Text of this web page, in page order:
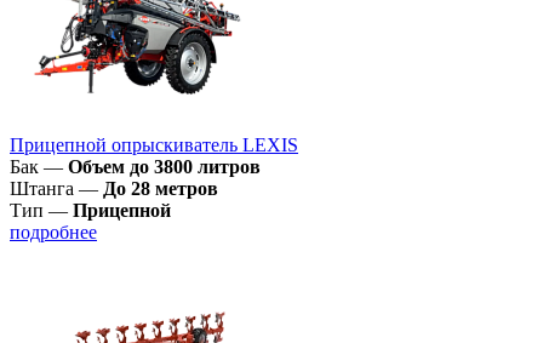
Прицепной опрыскиватель LEXIS
Бак — Объем до 3800 литров
Штанга — До 28 метров
Тип — Прицепной
подробнее